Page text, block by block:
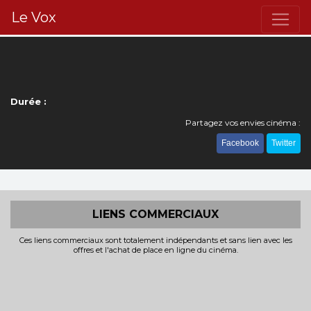
Le Vox
Durée :
Partagez vos envies cinéma :
Facebook Twitter
LIENS COMMERCIAUX
Ces liens commerciaux sont totalement indépendants et sans lien avec les
offres et l'achat de place en ligne du cinéma.